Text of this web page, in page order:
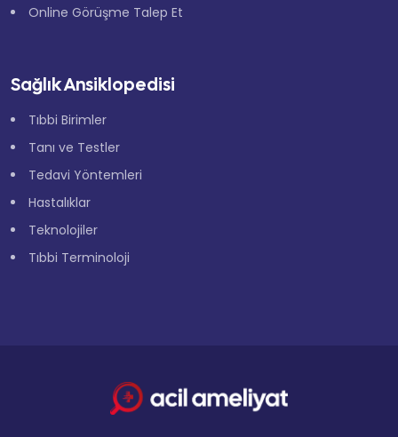
Online Görüşme Talep Et
Sağlık Ansiklopedisi
Tıbbi Birimler
Tanı ve Testler
Tedavi Yöntemleri
Hastalıklar
Teknolojiler
Tıbbi Terminoloji